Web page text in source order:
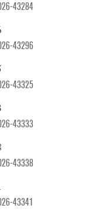
43284
43296
43325
43333
43338
43341